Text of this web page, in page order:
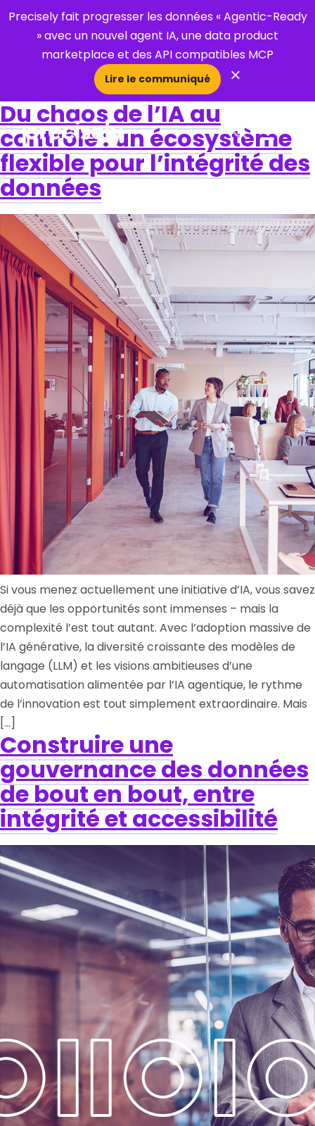
Precisely fait progresser les données « Agentic-Ready
» avec un nouvel agent IA, une data product
marketplace et des API compatibles MCP
Lire le communiqué ×
Open Search
Du chaos de l’IA au
contrôle : un écosystème
flexible pour l’intégrité des
données
Si vous menez actuellement une initiative d’IA, vous savez
déjà que les opportunités sont immenses – mais la
complexité l’est tout autant. Avec l’adoption massive de
l’IA générative, la diversité croissante des modèles de
langage (LLM) et les visions ambitieuses d’une
automatisation alimentée par l’IA agentique, le rythme
de l’innovation est tout simplement extraordinaire. Mais
[…]
Construire une
gouvernance des données
de bout en bout, entre
intégrité et accessibilité